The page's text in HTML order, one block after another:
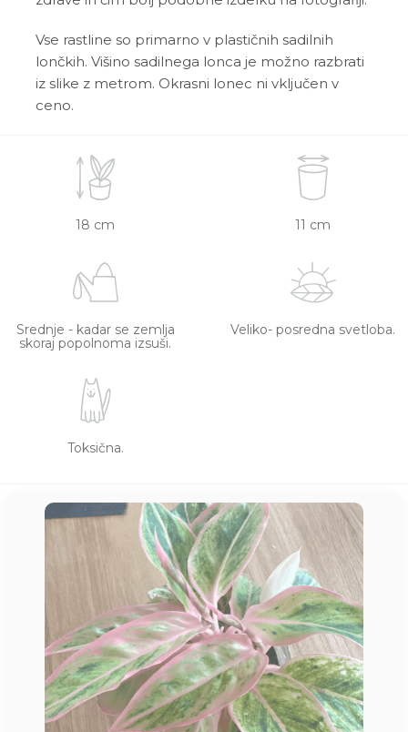
Vse rastline so primarno v plastičnih sadilnih
lončkih. Višino sadilnega lonca je možno razbrati
iz slike z metrom. Okrasni lonec ni vključen v
ceno.
18 cm 11 cm
Srednje - kadar se zemlja
skoraj popolnoma izsuši.
Veliko- posredna svetloba.
Toksična.